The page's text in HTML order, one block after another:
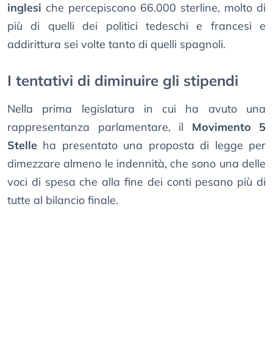
inglesi che percepiscono 66.000 sterline, molto di
più di quelli dei politici tedeschi e francesi e
addirittura sei volte tanto di quelli spagnoli.
I tentativi di diminuire gli stipendi
Nella prima legislatura in cui ha avuto una
rappresentanza parlamentare, il Movimento 5
Stelle ha presentato una proposta di legge per
dimezzare almeno le indennità, che sono una delle
voci di spesa che alla fine dei conti pesano più di
tutte al bilancio finale.